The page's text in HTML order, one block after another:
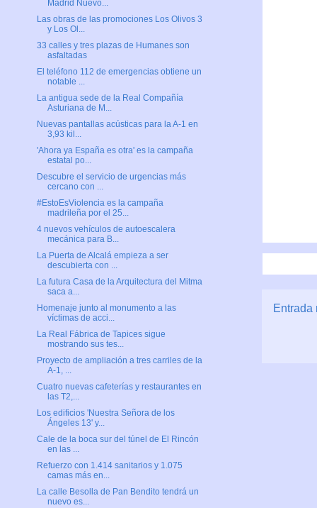
Entrada
Madrid Nuevo...
Las obras de las promociones Los Olivos 3
y Los Ol...
33 calles y tres plazas de Humanes son
asfaltadas
El teléfono 112 de emergencias obtiene un
notable ...
La antigua sede de la Real Compañía
Asturiana de M...
Nuevas pantallas acústicas para la A-1 en
3,93 kil...
'Ahora ya España es otra' es la campaña
estatal po...
Descubre el servicio de urgencias más
cercano con ...
#EstoEsViolencia es la campaña
madrileña por el 25...
4 nuevos vehículos de autoescalera
mecánica para B...
La Puerta de Alcalá empieza a ser
descubierta con ...
La futura Casa de la Arquitectura del Mitma
saca a...
Homenaje junto al monumento a las
víctimas de acci...
La Real Fábrica de Tapices sigue
mostrando sus tes...
Proyecto de ampliación a tres carriles de la
A-1, ...
Cuatro nuevas cafeterías y restaurantes en
las T2,...
Los edificios 'Nuestra Señora de los
Ángeles 13' y...
Cale de la boca sur del túnel de El Rincón
en las ...
Refuerzo con 1.414 sanitarios y 1.075
camas más en...
La calle Besolla de Pan Bendito tendrá un
nuevo es...